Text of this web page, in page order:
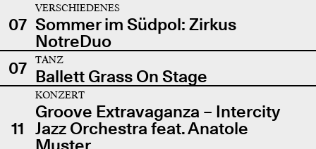
07
VERSCHIEDENES
Sommer im Südpol: Zirkus
NotreDuo
07
TANZ
Ballett Grass On Stage
11
KONZERT
Groove Extravaganza – Intercity
Jazz Orchestra feat. Anatole